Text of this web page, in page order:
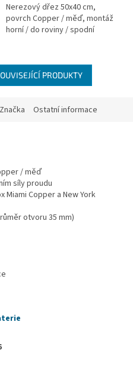
Nerezový dřez 50x40 cm,
povrch Copper / měď, montáž
horní / do roviny / spodní
PRODUKTY
Značka Ostatní informace
/ měď
síly proudu
Miami Copper a New York
otvoru 35 mm)